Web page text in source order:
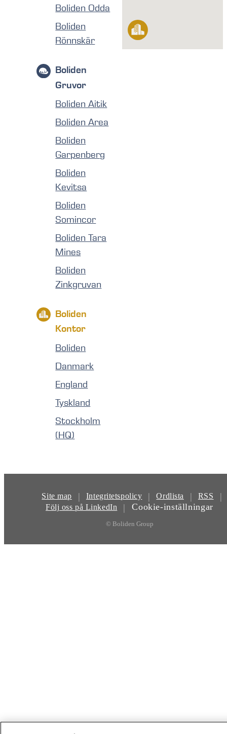
Boliden Odda
Boliden
Rönnskär
Boliden
Gruvor
Boliden Aitik
Boliden Area
Boliden
Garpenberg
Boliden
Kevitsa
Boliden
Somincor
Boliden Tara
Mines
Boliden
Zinkgruvan
Boliden
Kontor
Boliden
Danmark
England
Tyskland
Stockholm
(HQ)
Site map | Integritetspolicy | Ordlista | RSS |
Följ oss på LinkedIn | Cookie-inställningar
© Boliden Group